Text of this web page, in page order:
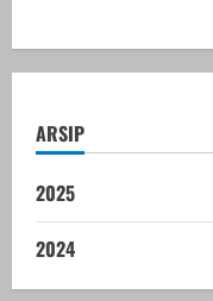
ARSIP
2025
2024